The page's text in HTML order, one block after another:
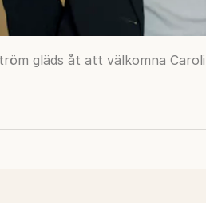
gläds åt att välkomna